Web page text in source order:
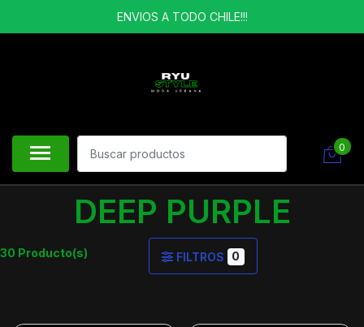
ENVIOS A TODO CHILE!!!
0
DEEP PURPLE
30 Producto(s) FILTROS 0